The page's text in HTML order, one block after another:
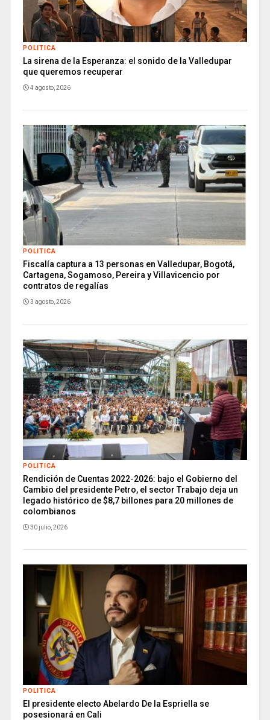
POLITICA
La sirena de la Esperanza: el sonido de la Valledupar
que queremos recuperar
4 agosto, 2026
POLITICA
Fiscalía captura a 13 personas en Valledupar, Bogotá,
Cartagena, Sogamoso, Pereira y Villavicencio por
contratos de regalías
3 agosto, 2026
POLITICA
Rendición de Cuentas 2022-2026: bajo el Gobierno del
Cambio del presidente Petro, el sector Trabajo deja un
legado histórico de $8,7 billones para 20 millones de
colombianos
30 julio, 2026
POLITICA
El presidente electo Abelardo De la Espriella se
posesionará en Cali